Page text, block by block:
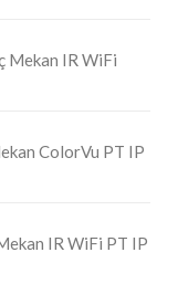
Mekan IR WiFi
ColorVu PT IP
IR WiFi PT IP